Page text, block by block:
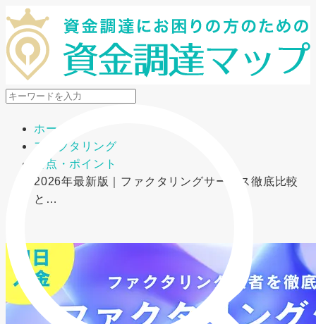
メニューを開閉
ホーム
ファクタリング
要点・ポイント
2026年最新版｜ファクタリングサービス徹底比較
と…